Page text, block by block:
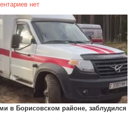
нет
в Борисовском районе, заблудился